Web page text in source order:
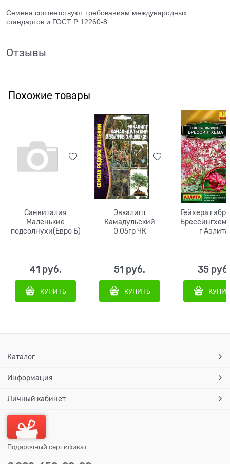
Семена соответствуют требованиям международных
стандартов и ГОСТ Р 12260-8
Отзывы
Похожие товары
Санвиталия
Маленькие
подсолнухи(Евро Б)
41 руб.
КУПИТЬ
Эвкалипт
Камадульский
0,05гр ЧК
51 руб.
КУПИТЬ
Гейхера
г Аэлита
35 руб.
Каталог
Информация
Личный кабинет
Подарочный сертификат